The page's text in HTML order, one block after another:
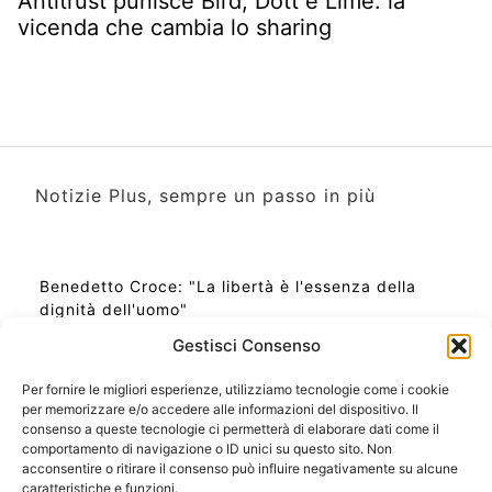
Gestisci Consenso
Per fornire le migliori esperienze, utilizziamo tecnologie come i cookie
per memorizzare e/o accedere alle informazioni del dispositivo. Il
consenso a queste tecnologie ci permetterà di elaborare dati come il
comportamento di navigazione o ID unici su questo sito. Non
acconsentire o ritirare il consenso può influire negativamente su alcune
caratteristiche e funzioni.
vicenda che cambia lo sharing
Notizie Plus, sempre un passo in più
Benedetto Croce: "La libertà è l'essenza della
dignità dell'uomo"
Ora Esatta in Italia in questo momento
Ti Senti Strano Ultimamente? Potrebbe Essere per
la Risonanza di Schumann
Come Sapere Se Stai Ascendendo alla Quinta